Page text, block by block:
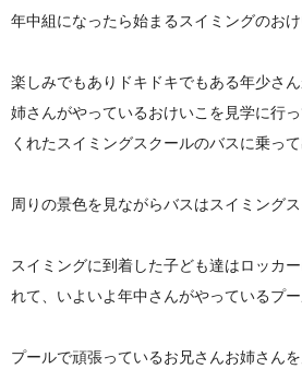
年中組になったら始まるスイミングのおけ
楽しみでもありドキドキでもある年少さ
姉さんがやっているおけいこを見学に行
くれたスイミングスクールのバスに乗って
周りの景色を見ながらバスはスイミング
スイミングに到着した子ども達はロッカ
れて、いよいよ年中さんがやっているプー
プールで頑張っているお兄さんお姉さん